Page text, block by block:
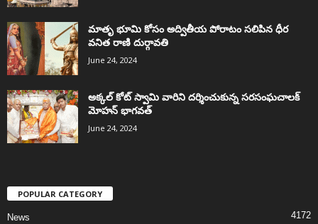
మాతృ భూమి కోసం అద్వితీయ పోరాటం సలిపిన ధీర
వనిత రాణి దుర్గావతి
June 24, 2024
అక్కల్‌ కోట్‌ స్వామి వారిని దర్శించుకున్న సరసంఘచాలక్
మోహన్ భాగవత్
June 24, 2024
POPULAR CATEGORY
News 4172